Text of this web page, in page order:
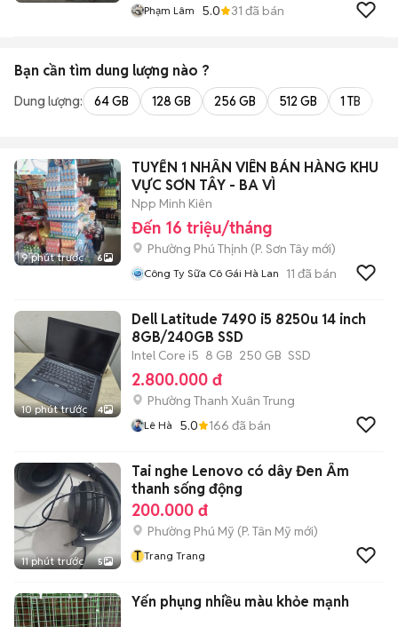
Phạm Lâm 5.0 31 đã bán
Bạn cần tìm dung lượng nào ?
Dung lượng: 64 GB 128 GB 256 GB 512 GB 1 TB
9 phút trước 6
TUYỂN 1 NHÂN VIÊN BÁN HÀNG KHU
VỰC SƠN TÂY - BA VÌ
Npp Minh Kiên
Đến 16 triệu/tháng
Phường Phú Thịnh (P. Sơn Tây mới)
Công Ty Sữa Cô Gái Hà Lan 11 đã bán
10 phút trước 4
Dell Latitude 7490 i5 8250u 14 inch
8GB/240GB SSD
Intel Core i5 8 GB 250 GB SSD
2.800.000 đ
Phường Thanh Xuân Trung
Lê Hà 5.0 166 đã bán
11 phút trước 5
Tai nghe Lenovo có dây Đen Âm
thanh sống động
200.000 đ
Phường Phú Mỹ (P. Tân Mỹ mới)
T Trang Trang
Yến phụng nhiều màu khỏe mạnh